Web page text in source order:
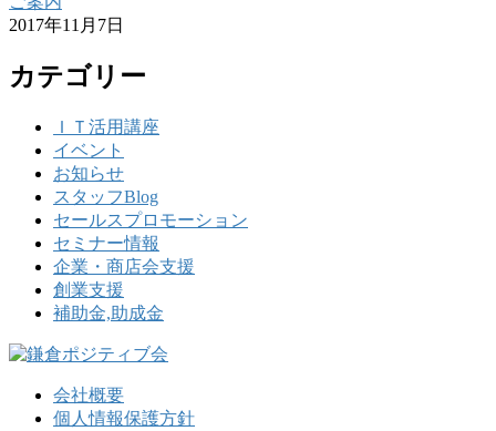
2017年11月7日
カテゴリー
ＩＴ活用講座
イベント
お知らせ
スタッフBlog
セールスプロモーション
セミナー情報
企業・商店会支援
創業支援
補助金,助成金
会社概要
個人情報保護方針